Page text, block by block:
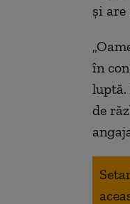
și are
în
luptă.
de